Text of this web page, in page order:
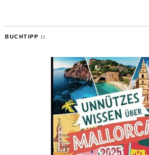
BUCHTIPP ::